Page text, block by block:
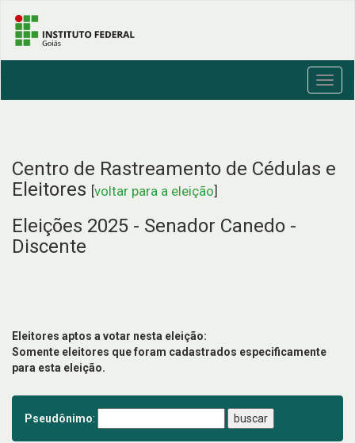
Centro de Rastreamento de Cédulas e
Eleitores [voltar para a eleição]
Eleições 2025 - Senador Canedo -
Discente
Eleitores aptos a votar nesta eleição:
Somente eleitores que foram cadastrados especificamente
para esta eleição.
Pseudônimo: